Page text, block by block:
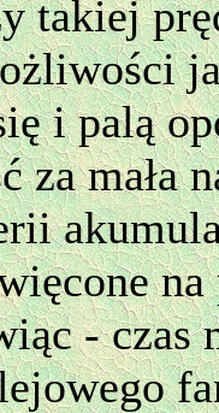
takiej
i palą
za mała
- czas